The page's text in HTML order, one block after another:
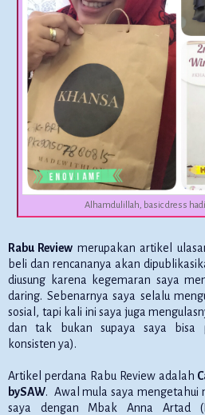
Alhamdulillah, basic dress
Rabu Review merupakan artikel
beli dan rencananya akan
diusung karena kegemaran saya
daring. Sebenarnya saya selalu
sosial, tapi kali ini saya juga
dan tak bukan supaya saya bisa
konsisten ya).
Artikel perdana Rabu Review adalah
bySAW. Awal mula saya mengetahui
saya dengan Mbak Anna Artad